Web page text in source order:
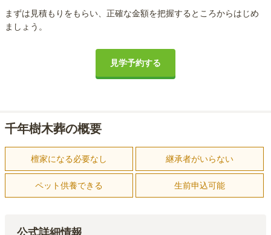
まずは見積もりをもらい、正確な金額を把握するところからはじめ
ましょう。
見学予約する
千年樹木葬の概要
檀家になる必要なし 継承者がいらない
ペット供養できる 生前申込可能
公式詳細情報